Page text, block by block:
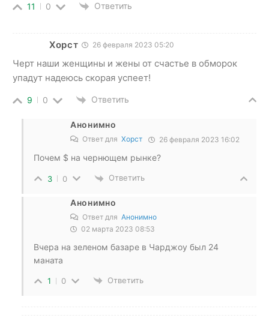
11 0 Ответить
Хорст 26 февраля 2023 05:20
Черт наши женщины и жены от счастье в обморок
упадут надеюсь скорая успеет!
9 0 Ответить
Анонимно
Ответ для Хорст 26 февраля 2023 16:02
Почем $ на чернющем рынке?
3 0 Ответить
Анонимно
Ответ для Анонимно
02 марта 2023 08:53
Вчера на зеленом базаре в Чарджоу был 24
маната
1 0 Ответить